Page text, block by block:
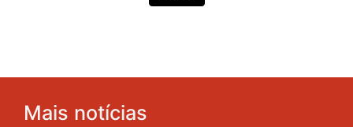
Mais notícias